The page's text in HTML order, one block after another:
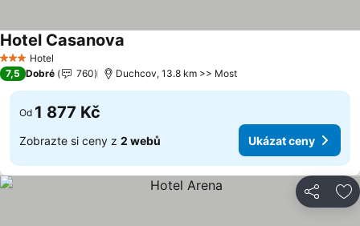
3 Počet hvězdiček
Hotel
Hotel Casanova
7,5 Dobré 760 Duchcov, 13.8 km >> Most
Od 1 877 Kč
Zobrazte si ceny z 2 webů Ukázat ceny
Sdílet